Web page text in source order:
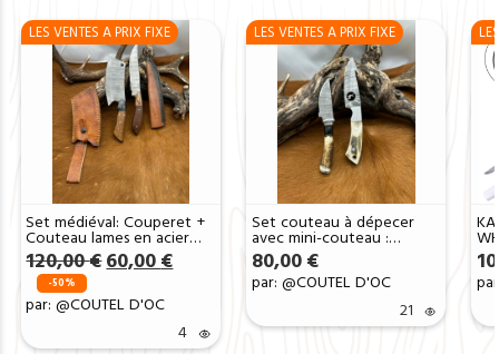
LES VENTES A PRIX FIXE
Set médiéval: Couperet +
Couteau lames en acier
Damas 256 couches CPR6
120,00€Le
prix
initial
était :
120,00 €.
60,00 €Le
prix
60,00 €.
-50%
par: @COUTEL D'OC
4
LES VENTES A PRIX FIXE
Set couteau à dépecer
avec mini-couteau :
Manche en bois de Cerf
avec étui en Cuir ref cd31
80,00 €
par: @COUTEL D'OC
21